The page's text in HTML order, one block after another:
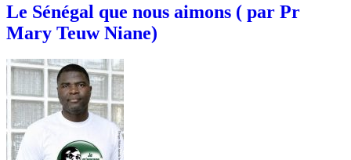
Le Sénégal que nous aimons ( par Pr
Mary Teuw Niane)